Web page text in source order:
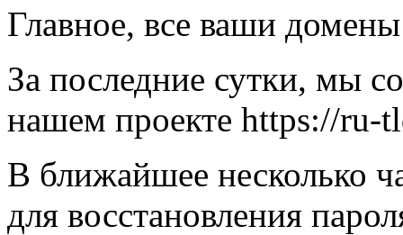
Главное, все ваши
За последние сутки, мы
нашем проекте https://ru-
В ближайшее несколько
для восстановления